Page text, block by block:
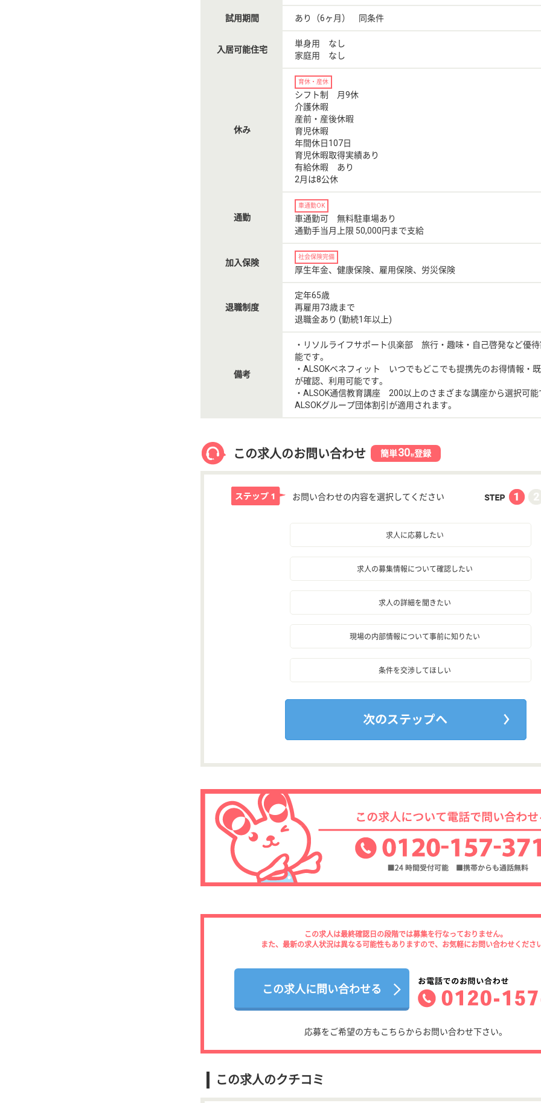
試用期間 あり（6ヶ月） 同条件
入居可能住宅
単身用 なし
家庭用 なし
休み
育休・産休
シフト制 月9休
介護休暇
産前・産後休暇
育児休暇
年間休日107日
育児休暇取得実績あり
有給休暇 あり
2月は8公休
通勤
車通勤OK
車通勤可 無料駐車場あり
通勤手当月上限 50,000円まで支給
加入保険
社会保険完備
厚生年金、健康保険、雇用保険、労災保険
退職制度
定年65歳
再雇用73歳まで
退職金あり (勤続1年以上)
備考
・リソルライフサポート倶楽部 旅行・趣味・自己啓発など優
能です。
・ALSOKベネフィット いつでもどこでも提携先のお得情報・
が確認、利用可能です。
・ALSOK通信教育講座 200以上のさまざまな講座から選択可
ALSOKグループ団体割引が適用されます。
この求人のお問い合わせ 簡単30秒登録
お問い合わせの内容を選択してください
求人に応募したい
求人の募集情報について確認したい
求人の詳細を聞きたい
現場の内部情報について事前に知りたい
条件を交渉してほしい
この求人は最終確認日の段階では募集を行なっておりません。
また、最新の求人状況は異なる可能性もありますので、お気軽にお問い合わせくださ
この求人に問い合わせる
応募をご希望の方もこちらからお問い合わせ下さい。
この求人のクチコミ